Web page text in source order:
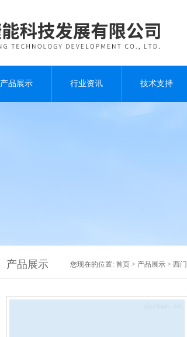
产品展示 行业资讯 技术支持
产品展示 您现在的位置: 首页 > 产品展示 > 西